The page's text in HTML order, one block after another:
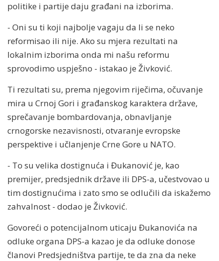
politike i partije daju građani na izborima.
- Oni su ti koji najbolje vagaju da li se neko
reformisao ili nije. Ako su mjera rezultati na
lokalnim izborima onda mi našu reformu
sprovodimo uspješno - istakao je Živković.
Ti rezultati su, prema njegovim riječima, očuvanje
mira u Crnoj Gori i građanskog karaktera države,
sprečavanje bombardovanja, obnavljanje
crnogorske nezavisnosti, otvaranje evropske
perspektive i učlanjenje Crne Gore u NATO.
- To su velika dostignuća i Đukanović je, kao
premijer, predsjednik države ili DPS-a, učestvovao u
tim dostignućima i zato smo se odlučili da iskažemo
zahvalnost - dodao je Živković.
Govoreći o potencijalnom uticaju Đukanovića na
odluke organa DPS-a kazao je da odluke donose
članovi Predsjedništva partije, te da zna da neke